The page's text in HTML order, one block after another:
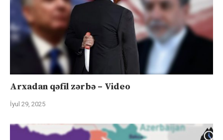
Arxadan qəfil zərbə – Video
İyul 29, 2025